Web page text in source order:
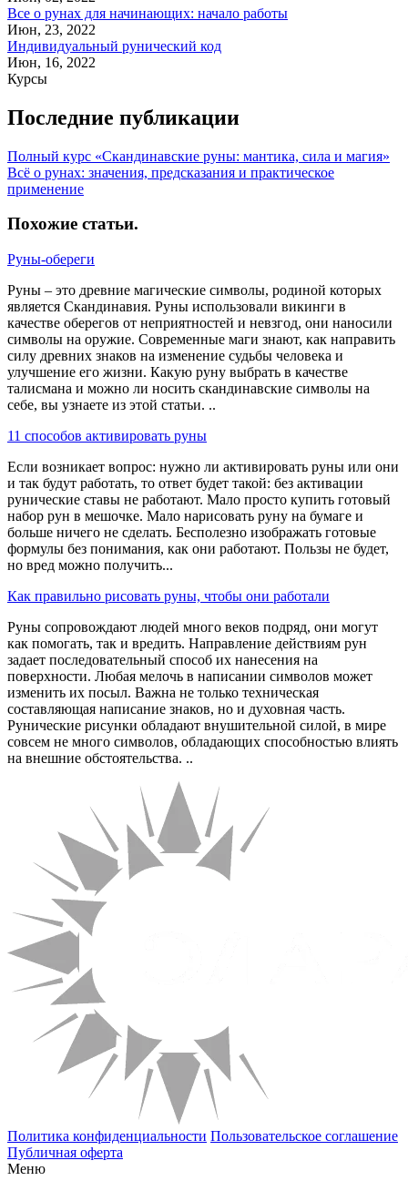
Все о рунах для начинающих: начало работы
Июн, 23, 2022
Индивидуальный рунический код
Июн, 16, 2022
Курсы
Последние публикации
Полный курс «Скандинавские руны: мантика, сила и магия»
Всё о рунах: значения, предсказания и практическое
применение
Похожие статьи.
Руны-обереги
Руны – это древние магические символы, родиной которых
является Скандинавия. Руны использовали викинги в
качестве оберегов от неприятностей и невзгод, они наносили
символы на оружие. Современные маги знают, как направить
силу древних знаков на изменение судьбы человека и
улучшение его жизни. Какую руну выбрать в качестве
талисмана и можно ли носить скандинавские символы на
себе, вы узнаете из этой статьи. ..
11 способов активировать руны
Если возникает вопрос: нужно ли активировать руны или они
и так будут работать, то ответ будет такой: без активации
рунические ставы не работают. Мало просто купить готовый
набор рун в мешочке. Мало нарисовать руну на бумаге и
больше ничего не сделать. Бесполезно изображать готовые
формулы без понимания, как они работают. Пользы не будет,
но вред можно получить...
Как правильно рисовать руны, чтобы они работали
Руны сопровождают людей много веков подряд, они могут
как помогать, так и вредить. Направление действиям рун
задает последовательный способ их нанесения на
поверхности. Любая мелочь в написании символов может
изменить их посыл. Важна не только техническая
составляющая написание знаков, но и духовная часть.
Рунические рисунки обладают внушительной силой, в мире
совсем не много символов, обладающих способностью влиять
на внешние обстоятельства. ..
Политика конфиденциальности Пользовательское соглашение
Публичная оферта
Меню